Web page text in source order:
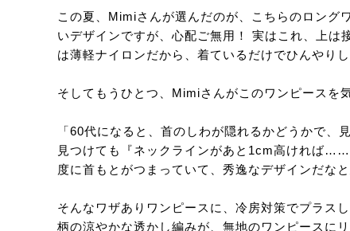
この夏、Mimiさんが選んだのが、こちらのロング
いデザインですが、心配ご無用！ 実はこれ、上
は薄軽ナイロンだから、着ているだけでひんやりし
そしてもうひとつ、Mimiさんがこのワンピースを
「60代になると、首のしわが隠れるかどうかで
見つけても『ネックラインがあと1cm高ければ
度に首もとがつまっていて、秀逸なデザインだなと
そんなワザありワンピースに、冷房対策でプラス
柄の涼やかな透かし編みが、無地のワンピースに